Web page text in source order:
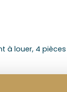
à louer, 4